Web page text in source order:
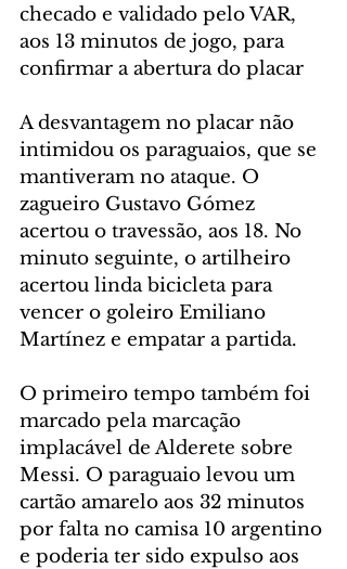
checado e validado pelo VAR,
aos 13 minutos de jogo, para
confirmar a abertura do placar
A desvantagem no placar não
intimidou os paraguaios, que se
mantiveram no ataque. O
zagueiro Gustavo Gómez
acertou o travessão, aos 18. No
minuto seguinte, o artilheiro
acertou linda bicicleta para
vencer o goleiro Emiliano
Martínez e empatar a partida.
O primeiro tempo também foi
marcado pela marcação
implacável de Alderete sobre
Messi. O paraguaio levou um
cartão amarelo aos 32 minutos
por falta no camisa 10 argentino
e poderia ter sido expulso aos